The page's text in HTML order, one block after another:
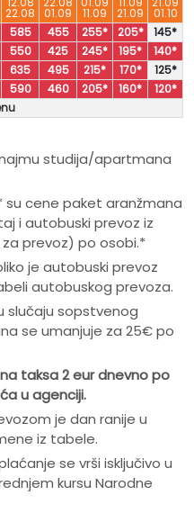
22.08 01.09 11.09 21.09
01.10
585 455 255* 205*
145*
550 425 245* 195*
140*
635 495 215* 170*
125*
590 460 205* 160*
120*
najmu studija/apartmana
cene paket aranžmana
i autobuski prevoz iz
prevoz) po osobi.*
je autobuski prevoz
autobuskog prevoza.
slučaju sopstvenog
se umanjuje za 25€ po
taksa 2 eur dnevno po
ća u agenciji.
je dan ranije u
iz tabele.
se vrši isključivo u
kursu Narodne